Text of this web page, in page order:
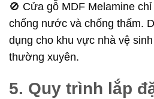
🚫 Cửa gỗ MDF Melamine
chống nước và chống thấm.
dụng cho khu vực nhà vệ
thường xuyên.
5. Quy trình lắp